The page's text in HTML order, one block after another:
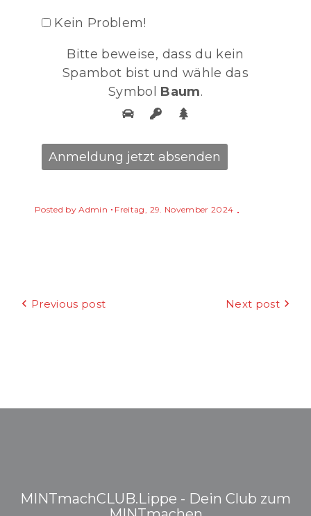
Kein Problem!
Bitte beweise, dass du kein
Spambot bist und wähle das
Symbol Baum.
Posted byAdmin Freitag, 29. November 2024
Beitragsnavigation
Previous post Next post
MINTmachCLUB.Lippe - Dein Club zum